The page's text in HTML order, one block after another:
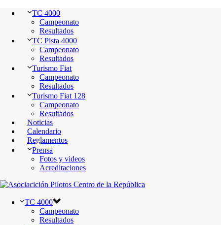
TC 4000
Campeonato
Resultados
TC Pista 4000
Campeonato
Resultados
Turismo Fiat
Campeonato
Resultados
Turismo Fiat 128
Campeonato
Resultados
Noticias
Calendario
Reglamentos
Prensa
Fotos y videos
Acreditaciones
TC 4000
Campeonato
Resultados